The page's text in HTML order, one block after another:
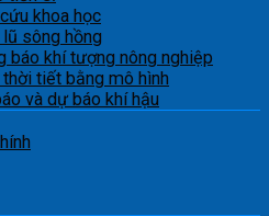
khoa học
sông hồng
báo khí tượng nông nghiệp
tiết bằng mô hình
và dự báo khí hậu